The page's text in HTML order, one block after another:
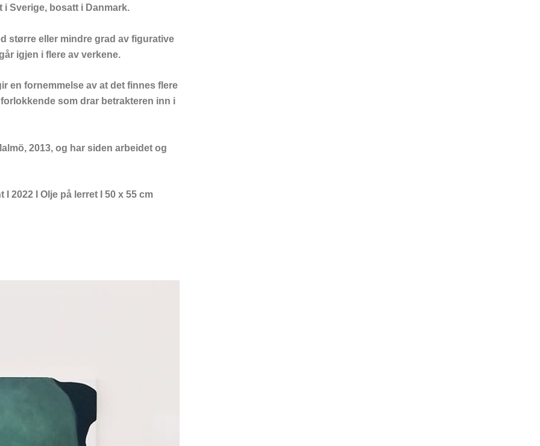
были добавлены специальные вкладки казино, позволяющие игроку увидеть,
аспектах своего предложения. Каждое обновление в нашем рейтинге лучших казино
i Sverige, bosatt i Danmark.
større eller mindre grad av figurative
igjen i flere av verkene.
en fornemmelse av at det finnes flere
som drar betrakteren inn i
2013, og har siden arbeidet og
2022 I Olje på lerret I 50 x 55 cm